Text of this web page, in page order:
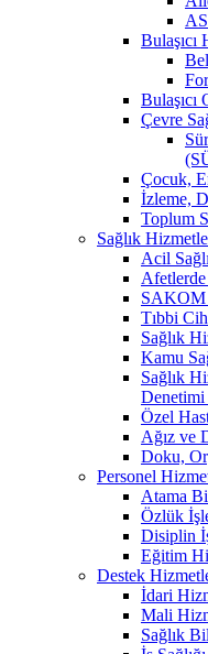
Bulaşıcı
Bulaşıcı
Çevre
Çocuk,
İzleme,
Toplum
Sağlık
Acil
Tıbbi
Sağlık
Kamu
Sağlık
Özel
Ağız ve
Doku,
Personel
Atama
Özlük
Disiplin
Eğitim
Destek
İdari
Mali
Sağlık